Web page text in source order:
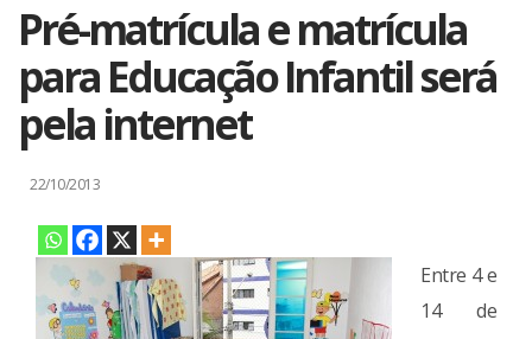
Pré-matrícula e matrícula
para Educação Infantil será
pela internet
22/10/2013
Entre 4 e
14 de